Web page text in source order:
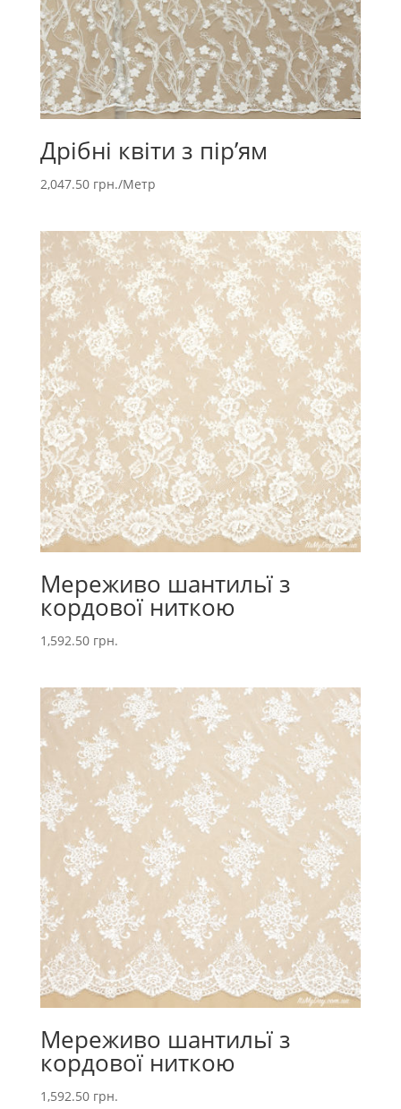
Дрібні квіти з пір’ям
2,047.50 грн./Метр
Мереживо шантильї з
кордової ниткою
1,592.50 грн.
Мереживо шантильї з
кордової ниткою
1,592.50 грн.